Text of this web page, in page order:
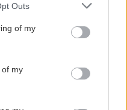
Outs
of my
of my
ποτέ τραγούδι για
υπάρχει
One»